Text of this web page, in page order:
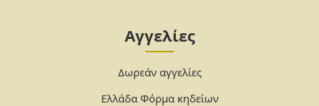
Αγγελίες
Δωρεάν αγγελίες
Ελλάδα Φόρμα κηδείων